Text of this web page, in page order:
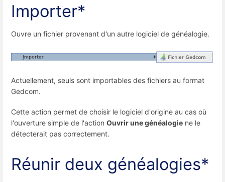
Importer*
Ouvre un fichier provenant d'un autre logiciel de généalogie.
Actuellement, seuls sont importables des fichiers au format
Gedcom.
Cette action permet de choisir le logiciel d'origine au cas où
l'ouverture simple de l'action Ouvrir une généalogie ne le
détecterait pas correctement.
Réunir deux généalogies*